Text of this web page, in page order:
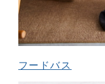
フードバス